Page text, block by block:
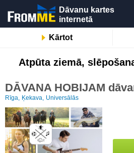
Dāvanu kartes
internetā
Kārtot
Atpūta ziemā,
DĀVANA HOBIJAM
Rīga, Ķekava, Universālās